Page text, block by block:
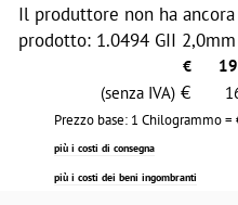
Il produttore non ha
prodotto: 1.0494 GII 2,0mm
€
(senza IVA) €
Prezzo base: 1 Chilogrammo
più i costi di consegna
più i costi dei beni ingombranti